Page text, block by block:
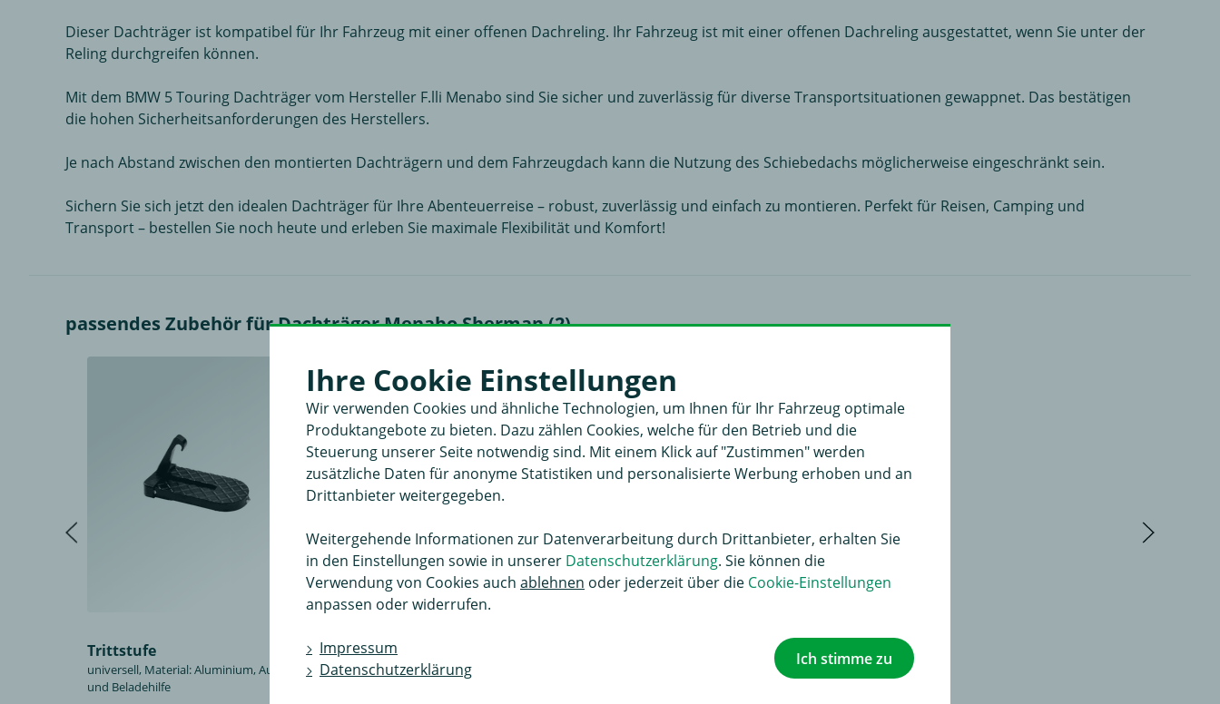
Dieser Dachträger ist kompatibel für Ihr Fahrzeug mit einer offenen Dachreling. Ihr Fahrzeug ist mit einer offenen Dachreling ausgestattet, wenn Sie unter der
Reling durchgreifen können.
Mit dem BMW 5 Touring Dachträger vom Hersteller F.lli Menabo sind Sie sicher und zuverlässig für diverse Transportsituationen gewappnet. Das bestätigen
die hohen Sicherheitsanforderungen des Herstellers.
Je nach Abstand zwischen den montierten Dachträgern und dem Fahrzeugdach kann die Nutzung des Schiebedachs möglicherweise eingeschränkt sein.
Sichern Sie sich jetzt den idealen Dachträger für Ihre Abenteuerreise – robust, zuverlässig und einfach zu montieren. Perfekt für Reisen, Camping und
Transport – bestellen Sie noch heute und erleben Sie maximale Flexibilität und Komfort!
passendes Zubehör für Dachträger Menabo Sherman (2)
Trittstufe
universell, Material: Aluminium, Aufstiegs-
und Beladehilfe
einfache Montage, mit Klettbefestigung,
Befestigung auf allen Dachträgern
Ihre Cookie Einstellungen
Wir verwenden Cookies und ähnliche Technologien, um Ihnen für Ihr Fahrzeug optimale
Produktangebote zu bieten. Dazu zählen Cookies, welche für den Betrieb und die
Steuerung unserer Seite notwendig sind. Mit einem Klick auf "Zustimmen" werden
zusätzliche Daten für anonyme Statistiken und personalisierte Werbung erhoben und an
Drittanbieter weitergegeben.
Weitergehende Informationen zur Datenverarbeitung durch Drittanbieter, erhalten Sie
in den Einstellungen sowie in unserer Datenschutzerklärung. Sie können die
Verwendung von Cookies auch ablehnen oder jederzeit über die Cookie-Einstellungen
anpassen oder widerrufen.
Impressum
Datenschutzerklärung
Ich stimme zu